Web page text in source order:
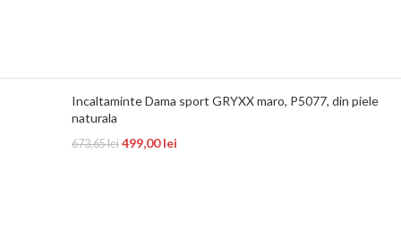
Incaltaminte Dama sport GRYXX maro, P5077, din piele
naturala
673,65lei 499,00lei